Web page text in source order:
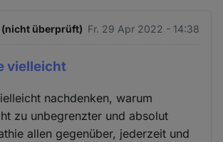
(nicht überprüft) Fr. 29 Apr 2022 - 14:38
vielleicht
nachdenken, warum
zu unbegrenzter und absolut
allen gegenüber, jederzeit und